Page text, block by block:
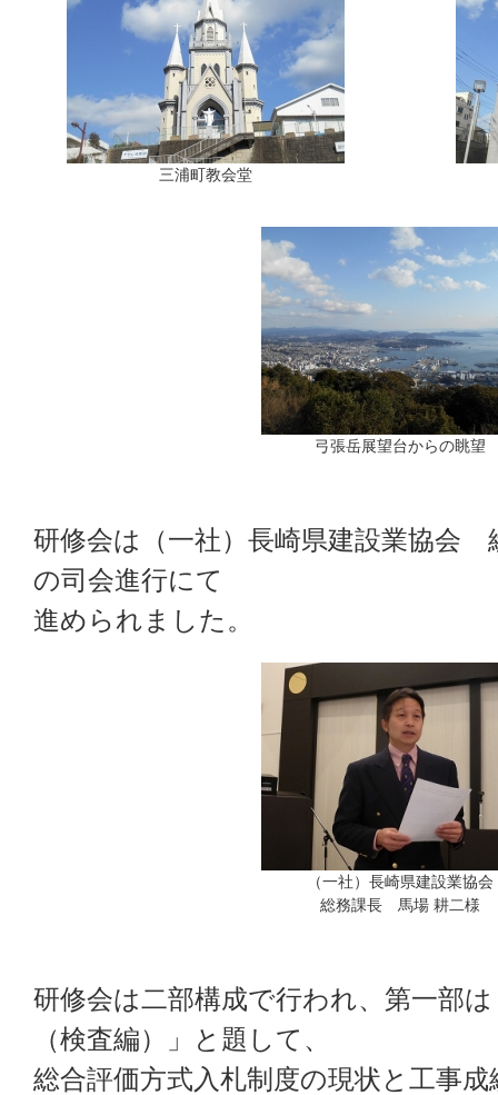
三浦町教会堂
弓張岳展望台からの眺望
研修会は（一社）長崎県建設業協会
の司会進行にて
進められました。
（一社）長崎県建設業協会
総務課長 馬場 耕二様
研修会は二部構成で行われ、第一部
（検査編）」と題して、
総合評価方式入札制度の現状と工事